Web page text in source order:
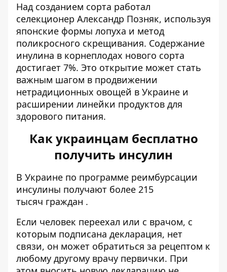
Над созданием сорта работал
селекционер Александр Позняк, используя
японские формы лопуха и метод
поликросного скрещивания. Содержание
инулина в корнеплодах нового сорта
достигает 7%. Это открытие может стать
важным шагом в продвижении
нетрадиционных овощей в Украине и
расширении линейки продуктов для
здорового питания.
Как украинцам бесплатно
получить инсулин
В Украине по программе реимбурсации
инсулины получают более 215
тысяч граждан .
Если человек переехал или с врачом, с
которым подписана декларация, нет
связи, он может обратиться за рецептом к
любому другому врачу первички. При